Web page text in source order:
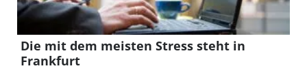
Die mit dem meisten Stress steht in
Frankfurt